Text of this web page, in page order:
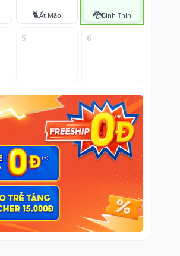
🐈Ất Mão 🐉Bính Thìn
5 6